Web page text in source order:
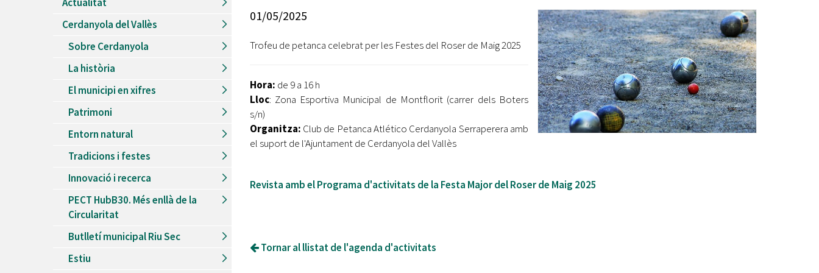
Recursos Humans
Ètica i Integritat
Retiment de Comptes
Accés a Informació Pública
Dades Obertes
Del26/06/2026al30/08/2026
Patis oberts temporada d'estiu
Piscines d'estiu a Cerdanyola
Del01/06/2026al30/09/2026
Refugis climàtics a Cerdanyola
Jocs d'aigua del Parc Cordelles
Del01/07/2024al31/08/2026
Decorem! Conte 'La truita de nabius'
jove 2026
Cerdanyola opta a més de 5 milions d'euros del Pla de
El FIT presenta el cartell de la seva 16a edició i dona el
tret de sortida al festival
L’Ajuntament reparteix ulleres gratuïtes per veure
l'eclipsi solar
Entitats
Equipaments
Mercats Municipals
Cerdanyola del Vallès
Sobre Cerdanyola
La història
El municipi en xifres
Patrimoni
Entorn natural
Tradicions i festes
Innovació i recerca
PECT HubB30. Més enllà de la
Circularitat
Butlletí municipal Riu Sec
Estiu
01/05/2025
Trofeu de petanca celebrat per les Festes del Roser de Maig 2025
Hora: de 9 a 16 h
Lloc: Zona Esportiva Municipal de Montflorit (carrer dels Boters
s/n)
Organitza: Club de Petanca Atlético Cerdanyola Serraperera amb
el suport de l'Ajuntament de Cerdanyola del Vallès
Revista amb el Programa d'activitats de la Festa Major del Roser de Maig 2025
Tornar al llistat de l'agenda d'activitats